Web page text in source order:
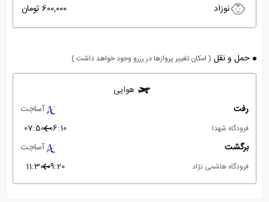
نوزاد 600,000 تومان
حمل و نقل ( امکان تغییر پروازها در رزرو وجود خواهد داشت )
هوایی
رفت
آساجت
فرودگاه شهدا 06:10
07:50
برگشت
آساجت
فرودگاه هاشمی نژاد 09:20
11:30